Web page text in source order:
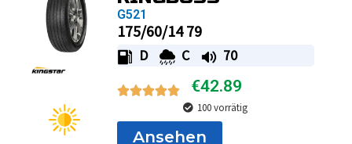
G521
175/60/14 79
D C 70
€42.89
100 vorrätig
Ansehen